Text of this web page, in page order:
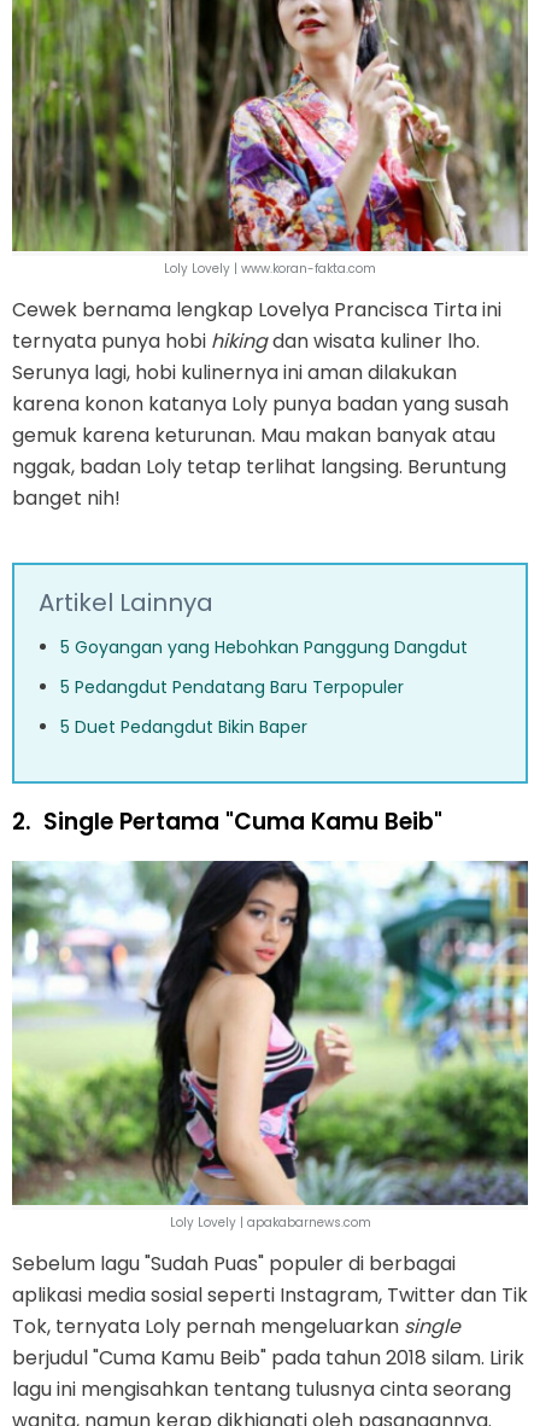
Loly Lovely | www.koran-fakta.com
Cewek bernama lengkap Lovelya Prancisca Tirta ini
ternyata punya hobi hikingdan wisata kuliner lho.
Serunya lagi, hobi kulinernya ini aman dilakukan
karena konon katanya Loly punya badan yang susah
gemuk karena keturunan. Mau makan banyak atau
nggak, badan Loly tetap terlihat langsing. Beruntung
banget nih!
Artikel Lainnya
5 Goyangan yang Hebohkan Panggung Dangdut
5 Pedangdut Pendatang Baru Terpopuler
5 Duet Pedangdut Bikin Baper
2. Single Pertama "Cuma Kamu Beib"
Loly Lovely | apakabarnews.com
Sebelum lagu "Sudah Puas" populer di berbagai
aplikasi media sosial seperti Instagram, Twitter dan Tik
Tok, ternyata Loly pernah mengeluarkan single
berjudul "Cuma Kamu Beib" pada tahun 2018 silam. Lirik
lagu ini mengisahkan tentang tulusnya cinta seorang